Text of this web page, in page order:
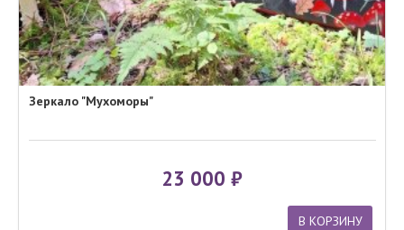
Зеркало "Мухоморы"
23 000
В КОРЗИНУ